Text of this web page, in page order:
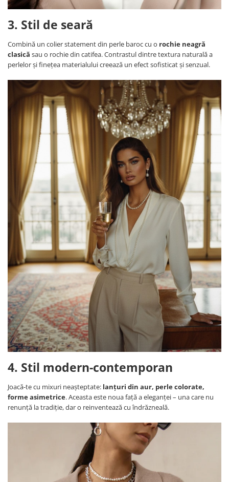
3. Stil de seară
Combină un colier statement din perle baroc cu o rochie neagră
clasică sau o rochie din catifea. Contrastul dintre textura naturală a
perlelor și finețea materialului creează un efect sofisticat și senzual.
4. Stil modern-contemporan
Joacă-te cu mixuri neașteptate: lanțuri din aur, perle colorate,
forme asimetrice. Aceasta este noua față a eleganței – una care nu
renunță la tradiție, dar o reinventează cu îndrăzneală.